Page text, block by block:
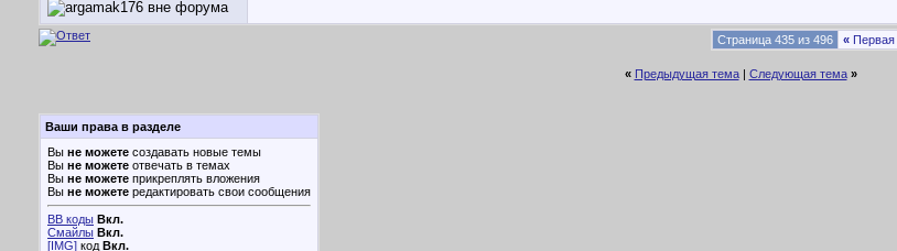
Страница 435 из 496 « Первая
« Предыдущая тема| Следующая тема »
Ваши права в разделе
Вы не можете создавать новые темы
Вы не можете отвечать в темах
Вы не можете прикреплять вложения
Вы не можете редактировать свои сообщения
BB коды Вкл.
Смайлы Вкл.
[IMG] код Вкл.